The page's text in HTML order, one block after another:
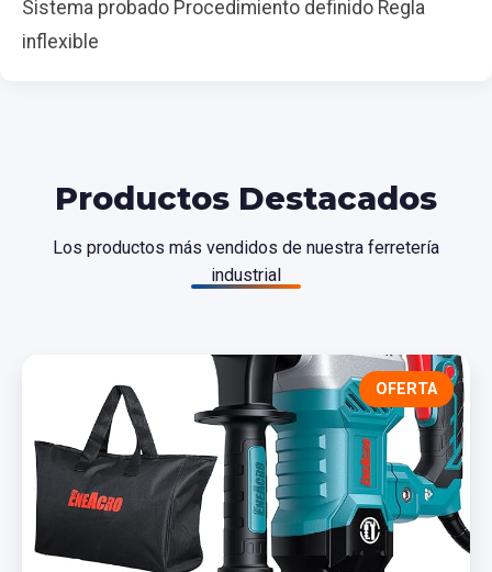
Sistema probado Procedimiento definido Regla
inflexible
Productos Destacados
Los productos más vendidos de nuestra ferretería
industrial
OFERTA